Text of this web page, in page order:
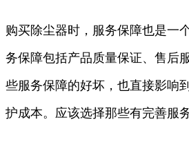
购买除尘器时，服务保障也是一
务保障包括产品质量保证、售后
些服务保障的好坏，也直接影响
护成本。应该选择那些有完善服